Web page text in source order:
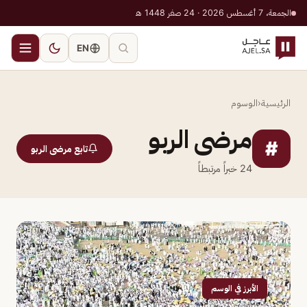
الجمعة، 7 أغسطس 2026 · 24 صفر 1448 هـ
EN
الرئيسية‹الوسوم
# مرضى الربو
24 خبراً مرتبطاً
تابع مرضى الربو
الأبرز في الوسم